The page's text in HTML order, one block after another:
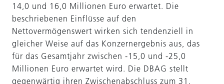
14,0 und 16,0 Millionen Euro erwartet. Die
beschriebenen Einflüsse auf den
Nettovermögenswert wirken sich tendenziell in
gleicher Weise auf das Konzernergebnis aus, das
für das Gesamtjahr zwischen -15,0 und -25,0
Millionen Euro erwartet wird. Die DBAG stellt
gegenwärtig ihren Zwischenabschluss zum 31.